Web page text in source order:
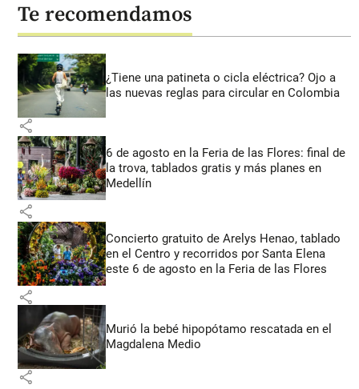
Te recomendamos
¿Tiene una patineta o cicla eléctrica? Ojo a
las nuevas reglas para circular en Colombia
share
6 de agosto en la Feria de las Flores: final de
la trova, tablados gratis y más planes en
Medellín
share
Concierto gratuito de Arelys Henao, tablado
en el Centro y recorridos por Santa Elena
este 6 de agosto en la Feria de las Flores
share
Murió la bebé hipopótamo rescatada en el
Magdalena Medio
share